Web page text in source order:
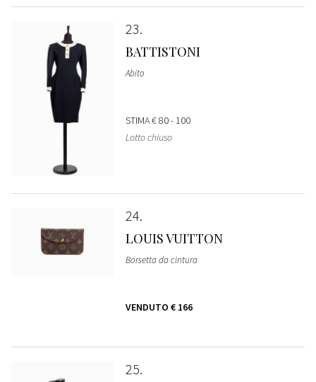
23
BATTISTONI
Abito
STIMA€ 80 - 100
Lotto chiuso
24
LOUIS VUITTON
Borsetta da cintura
VENDUTO € 166
25